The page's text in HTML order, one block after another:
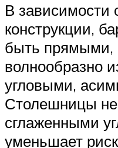
В зависимости
конструкции,
быть прямыми,
волнообразно
угловыми,
Столешницы
сглаженными
уменьшает